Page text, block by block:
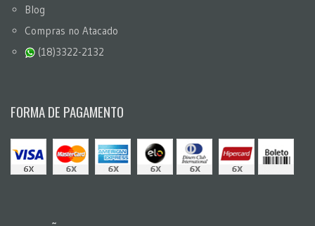
Blog
Compras no Atacado
(18)3322-2132
FORMA DE PAGAMENTO